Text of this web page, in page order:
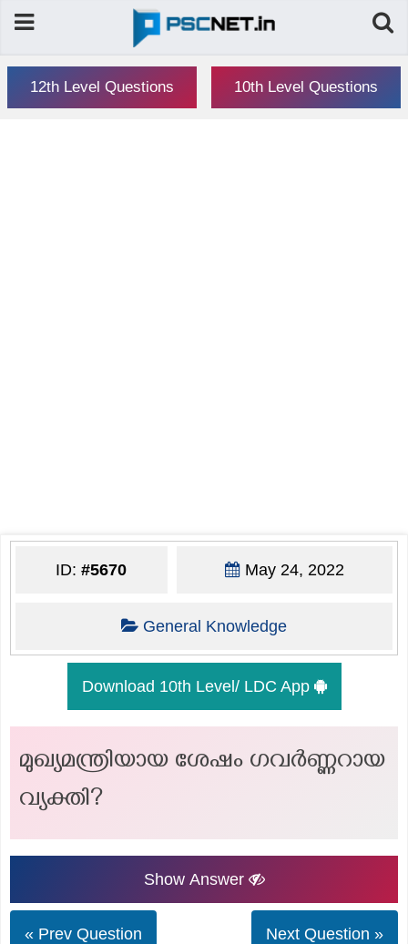
12th Level Questions 10th Level Questions
ID:#5670 May 24, 2022
General Knowledge
Download 10th Level/ LDC App
മുഖ്യമന്ത്രിയായ ശേഷം ഗവര്‍ണ്ണറായ
വ്യക്തി?
Show Answer
« Prev Question Next Question »